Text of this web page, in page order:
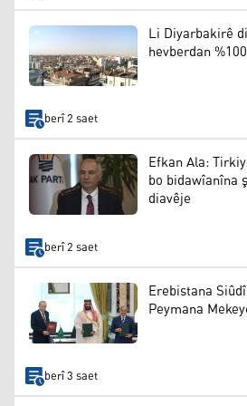
Li Diyarbakirê
hevberdan
berî 2 saet
Efkan Ala:
bo bidawîanîna
diavêje
berî 2 saet
Erebistana
Peymana
berî 3 saet